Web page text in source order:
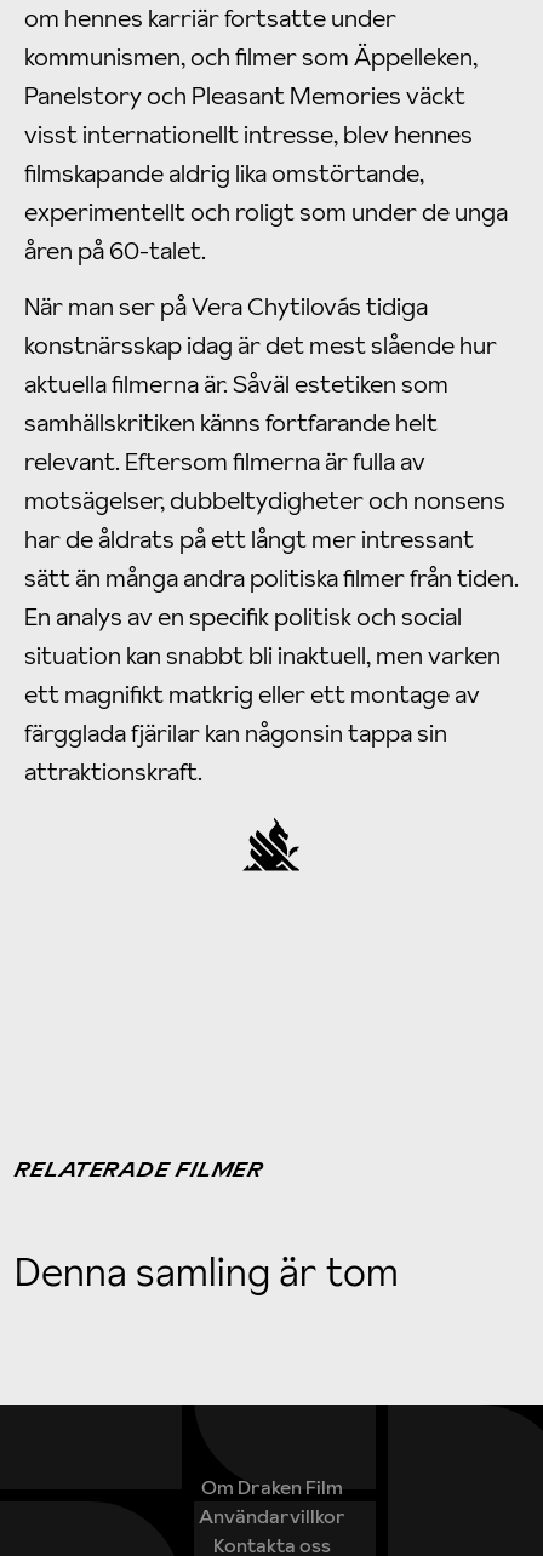
om hennes karriär fortsatte under
kommunismen, och filmer som Äppelleken,
Panelstory och Pleasant Memories väckt
visst internationellt intresse, blev hennes
filmskapande aldrig lika omstörtande,
experimentellt och roligt som under de unga
åren på 60-talet.
När man ser på Vera Chytilovás tidiga
konstnärsskap idag är det mest slående hur
aktuella filmerna är. Såväl estetiken som
samhällskritiken känns fortfarande helt
relevant. Eftersom filmerna är fulla av
motsägelser, dubbeltydigheter och nonsens
har de åldrats på ett långt mer intressant
sätt än många andra politiska filmer från tiden.
En analys av en specifik politisk och social
situation kan snabbt bli inaktuell, men varken
ett magnifikt matkrig eller ett montage av
färgglada fjärilar kan någonsin tappa sin
attraktionskraft.
RELATERADE FILMER
Denna samling är tom
Om Draken Film
Användarvillkor
Kontakta oss